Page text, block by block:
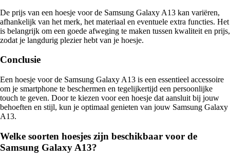
De prijs van een hoesje voor de Samsung Galaxy A13 kan variëren,
afhankelijk van het merk, het materiaal en eventuele extra functies. Het
is belangrijk om een goede afweging te maken tussen kwaliteit en prijs,
zodat je langdurig plezier hebt van je hoesje.
Conclusie
Een hoesje voor de Samsung Galaxy A13 is een essentieel accessoire
om je smartphone te beschermen en tegelijkertijd een persoonlijke
touch te geven. Door te kiezen voor een hoesje dat aansluit bij jouw
behoeften en stijl, kun je optimaal genieten van jouw Samsung Galaxy
A13.
Welke soorten hoesjes zijn beschikbaar voor de
Samsung Galaxy A13?